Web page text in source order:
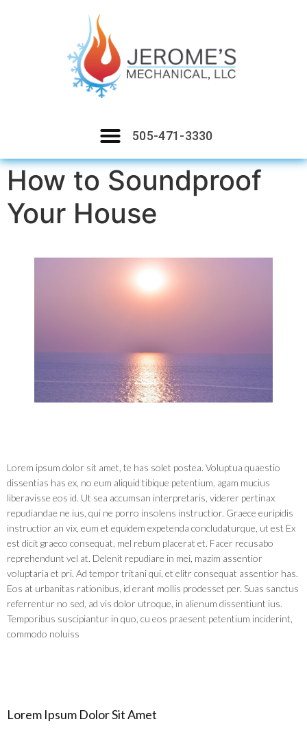
505-471-3330
How to Soundproof
Your House
Lorem ipsum dolor sit amet, te has solet postea. Voluptua quaestio
dissentias has ex, no eum aliquid tibique petentium, agam mucius
liberavisse eos id. Ut sea accumsan interpretaris, viderer pertinax
repudiandae ne ius, qui ne porro insolens instructior. Graece euripidis
instructior an vix, eum et equidem expetenda concludaturque, ut est Ex
est dicit graeco consequat, mel rebum placerat et. Facer recusabo
reprehendunt vel at. Delenit repudiare in mei, mazim assentior
voluptaria et pri. Ad tempor tritani qui, et elitr consequat assentior has.
Eos at urbanitas rationibus, id erant mollis prodesset per. Suas sanctus
referrentur no sed, ad vis dolor utroque, in alienum dissentiunt ius.
Temporibus suscipiantur in quo, cu eos praesent petentium inciderint,
commodo noluiss
Lorem Ipsum Dolor Sit Amet